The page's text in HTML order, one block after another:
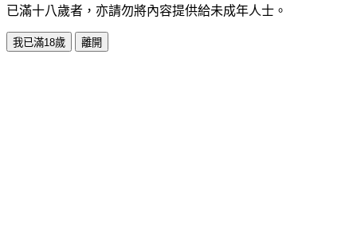
已滿十八歲者，亦請勿將內容提供給未成年人士。
我已滿18歲 離開